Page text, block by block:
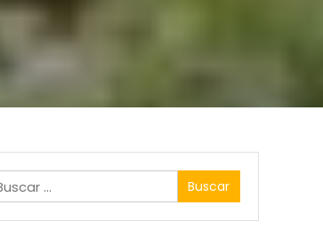
Buscar: